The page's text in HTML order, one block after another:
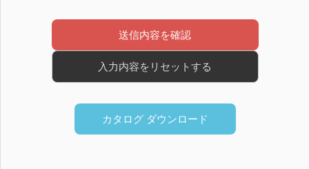
送信内容を確認
入力内容をリセットする
カタログ ダウンロード